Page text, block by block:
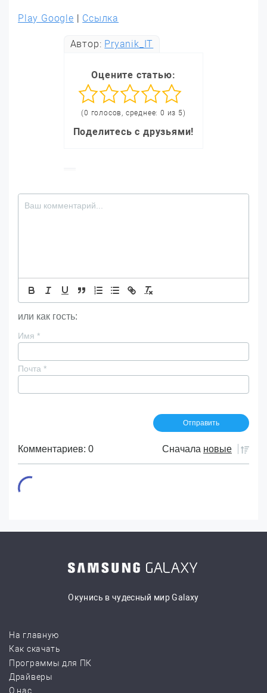
Play Google | Ссылка
Автор: Pryanik_IT
Оцените статью:
(0 голосов, среднее: 0 из 5)
Поделитесь с друзьями!
или как гость:
Имя *
Почта *
Комментариев: 0 Сначала новые
Окунись в чудесный мир Galaxy
На главную
Как скачать
Программы для ПК
Драйверы
О нас